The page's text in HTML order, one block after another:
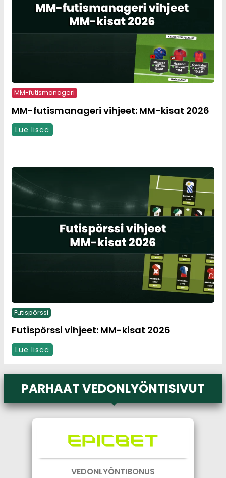
MM-futismanageri
MM-futismanageri vihjeet: MM-kisat 2026
Lue lisää
Futispörssi
Futispörssi vihjeet: MM-kisat 2026
Lue lisää
PARHAAT VEDONLYÖNTISIVUT
VEDONLYÖNTIBONUS